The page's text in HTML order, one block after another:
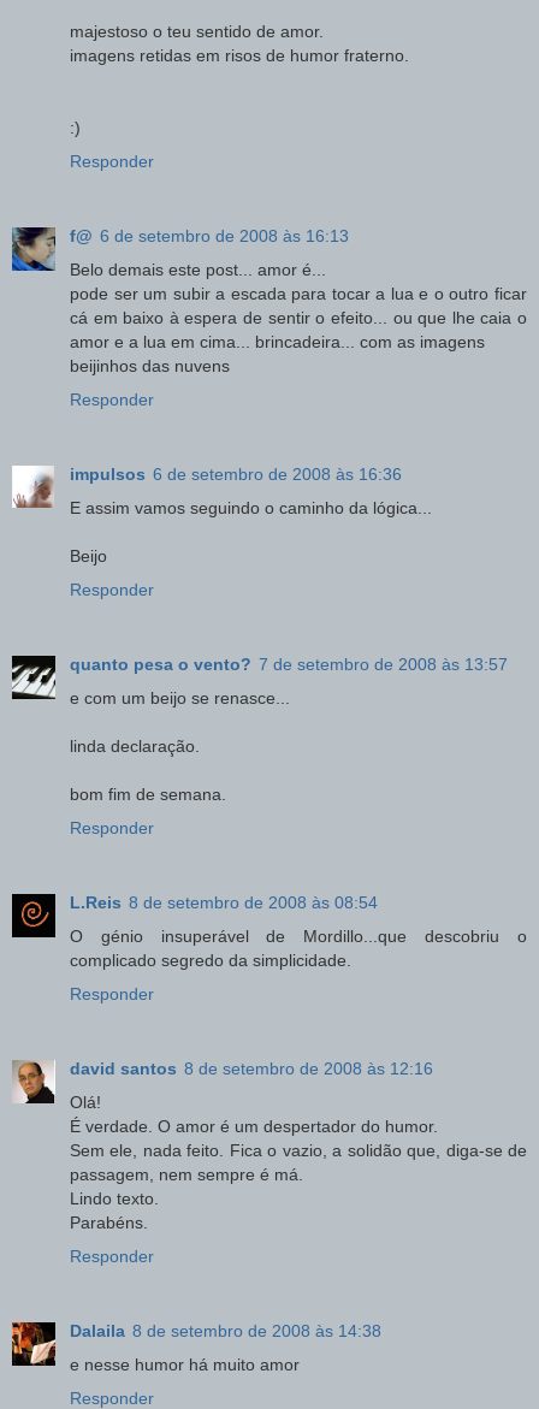
majestoso o teu sentido de amor.
imagens retidas em risos de humor fraterno.
:)
Responder
f@ 6 de setembro de 2008 às 16:13
Belo demais este post... amor é...
pode ser um subir a escada para tocar a lua e o outro ficar
cá em baixo à espera de sentir o efeito... ou que lhe caia o
amor e a lua em cima... brincadeira... com as imagens
beijinhos das nuvens
Responder
impulsos 6 de setembro de 2008 às 16:36
E assim vamos seguindo o caminho da lógica...
Beijo
Responder
quanto pesa o vento? 7 de setembro de 2008 às 13:57
e com um beijo se renasce...
linda declaração.
bom fim de semana.
Responder
L.Reis 8 de setembro de 2008 às 08:54
O génio insuperável de Mordillo...que descobriu o
complicado segredo da simplicidade.
Responder
david santos 8 de setembro de 2008 às 12:16
Olá!
É verdade. O amor é um despertador do humor.
Sem ele, nada feito. Fica o vazio, a solidão que, diga-se de
passagem, nem sempre é má.
Lindo texto.
Parabéns.
Responder
Dalaila 8 de setembro de 2008 às 14:38
e nesse humor há muito amor
Responder